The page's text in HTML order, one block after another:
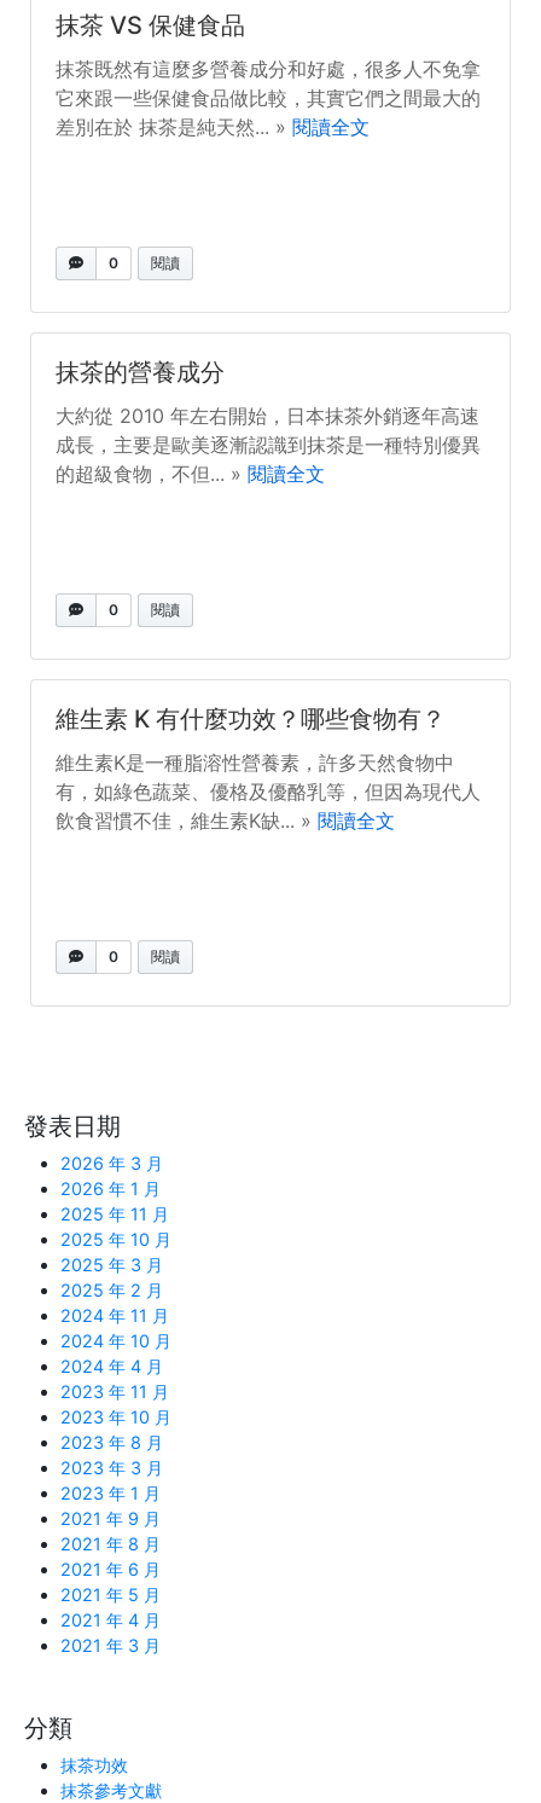
抹茶 VS 保健食品
抹茶既然有這麼多營養成分和好處，很多人不免拿
它來跟一些保健食品做比較，其實它們之間最大的
差別在於 抹茶是純天然... » 閱讀全文
0 閱讀
抹茶的營養成分
大約從 2010 年左右開始，日本抹茶外銷逐年高速
成長，主要是歐美逐漸認識到抹茶是一種特別優異
的超級食物，不但... » 閱讀全文
0 閱讀
維生素 K 有什麼功效？哪些食物有？
維生素K是一種脂溶性營養素，許多天然食物中
有，如綠色蔬菜、優格及優酪乳等，但因為現代人
飲食習慣不佳，維生素K缺... » 閱讀全文
0 閱讀
發表日期
2026 年 3 月
2026 年 1 月
2025 年 11 月
2025 年 10 月
2025 年 3 月
2025 年 2 月
2024 年 11 月
2024 年 10 月
2024 年 4 月
2023 年 11 月
2023 年 10 月
2023 年 8 月
2023 年 3 月
2023 年 1 月
2021 年 9 月
2021 年 8 月
2021 年 6 月
2021 年 5 月
2021 年 4 月
2021 年 3 月
分類
抹茶功效
抹茶參考文獻